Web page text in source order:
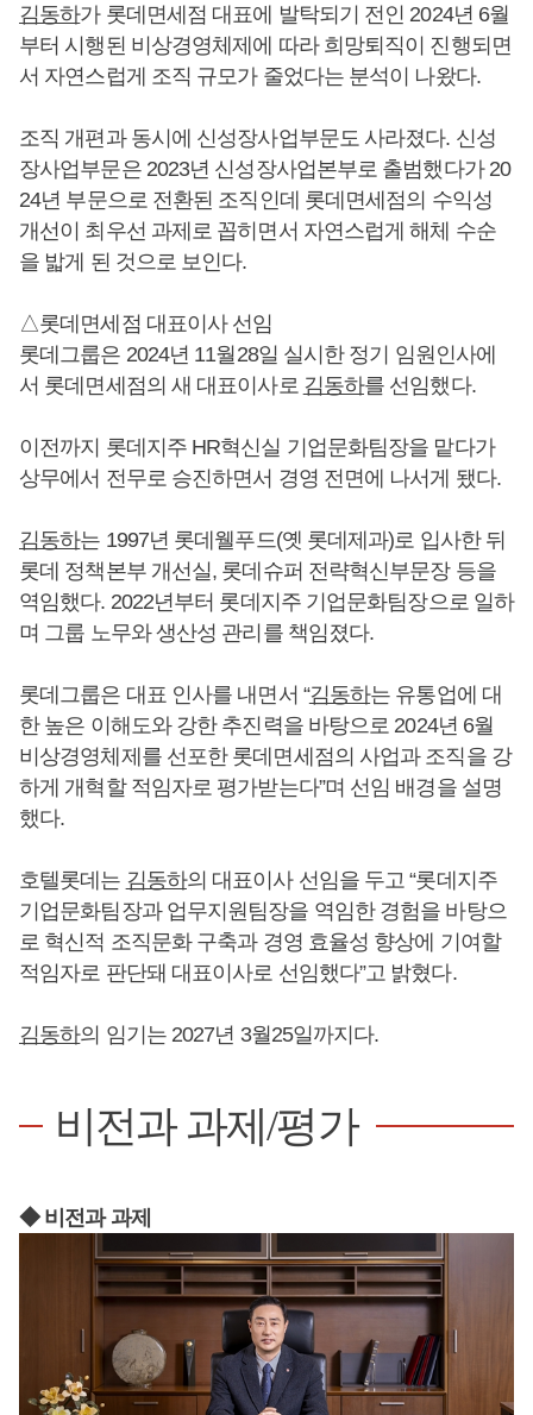
김동하가 롯데면세점 대표에 발탁되기 전인 2024년 6월
부터 시행된 비상경영체제에 따라 희망퇴직이 진행되면
서 자연스럽게 조직 규모가 줄었다는 분석이 나왔다.
조직 개편과 동시에 신성장사업부문도 사라졌다. 신성
장사업부문은 2023년 신성장사업본부로 출범했다가 20
24년 부문으로 전환된 조직인데 롯데면세점의 수익성
개선이 최우선 과제로 꼽히면서 자연스럽게 해체 수순
을 밟게 된 것으로 보인다.
△롯데면세점 대표이사 선임
롯데그룹은 2024년 11월28일 실시한 정기 임원인사에
서 롯데면세점의 새 대표이사로 김동하를 선임했다.
이전까지 롯데지주 HR혁신실 기업문화팀장을 맡다가
상무에서 전무로 승진하면서 경영 전면에 나서게 됐다.
김동하는 1997년 롯데웰푸드(옛 롯데제과)로 입사한 뒤
롯데 정책본부 개선실, 롯데슈퍼 전략혁신부문장 등을
역임했다. 2022년부터 롯데지주 기업문화팀장으로 일하
며 그룹 노무와 생산성 관리를 책임졌다.
롯데그룹은 대표 인사를 내면서 “김동하는 유통업에 대
한 높은 이해도와 강한 추진력을 바탕으로 2024년 6월
비상경영체제를 선포한 롯데면세점의 사업과 조직을 강
하게 개혁할 적임자로 평가받는다”며 선임 배경을 설명
했다.
호텔롯데는 김동하의 대표이사 선임을 두고 “롯데지주
기업문화팀장과 업무지원팀장을 역임한 경험을 바탕으
로 혁신적 조직문화 구축과 경영 효율성 향상에 기여할
적임자로 판단돼 대표이사로 선임했다”고 밝혔다.
김동하의 임기는 2027년 3월25일까지다.
비전과 과제/평가
◆ 비전과 과제